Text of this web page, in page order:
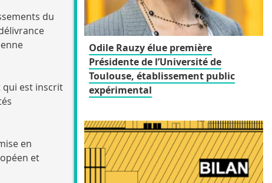
du
qui est inscrit
en
et
Odile Rauzy élue première
Présidente de l’Université de
Toulouse, établissement public
expérimental